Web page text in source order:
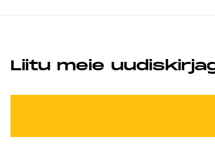
Liitu meie